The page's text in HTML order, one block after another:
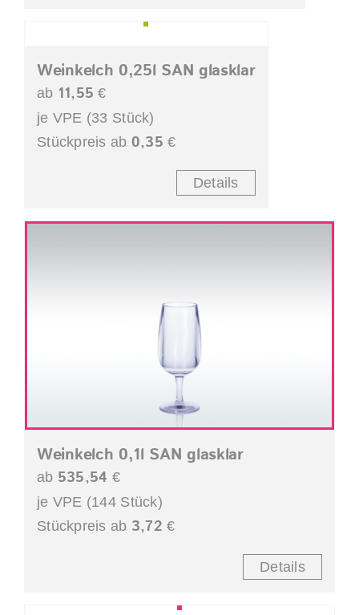
Weinkelch 0,25l SAN glasklar
ab 11,55 €
je VPE (33 Stück)
Stückpreis ab 0,35 €
Details
Weinkelch 0,1l SAN glasklar
ab 535,54 €
je VPE (144 Stück)
Stückpreis ab 3,72 €
Details